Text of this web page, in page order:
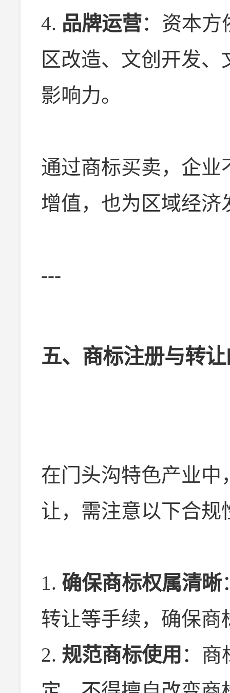
4. 品牌运营：资本方
区改造、文创开发
影响力。
通过商标买卖，企业
增值，也为区域经济
---
五、商标注册与转
在门头沟特色产业中
让，需注意以下合规
1. 确保商标权属清晰
转让等手续，确保商
2. 规范商标使用 ：商